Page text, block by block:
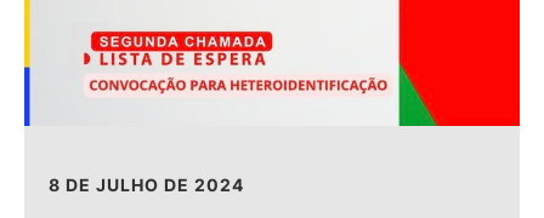
8 DE JULHO DE 2024